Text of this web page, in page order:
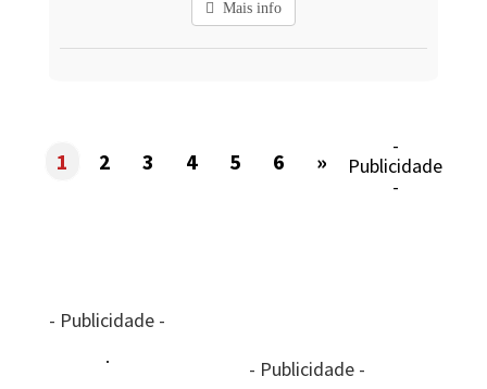
Mais info
1 2 3 4 5 6 »
-
Publicidade
-
- Publicidade -
- Publicidade -